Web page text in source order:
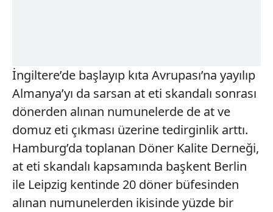
İngiltere’de başlayıp kıta Avrupası’na yayılıp
Almanya’yı da sarsan at eti skandalı sonrası
dönerden alınan numunelerde de at ve
domuz eti çıkması üzerine tedirginlik arttı.
Hamburg’da toplanan Döner Kalite Derneği,
at eti skandalı kapsamında başkent Berlin
ile Leipzig kentinde 20 döner büfesinden
alınan numunelerden ikisinde yüzde bir